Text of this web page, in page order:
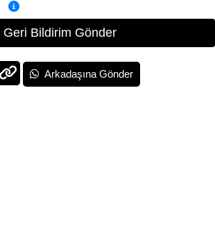
Geri Bildirim Gönder
Arkadaşına Gönder